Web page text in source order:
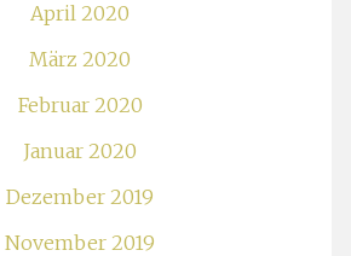
April 2020
März 2020
Februar 2020
Januar 2020
Dezember 2019
November 2019